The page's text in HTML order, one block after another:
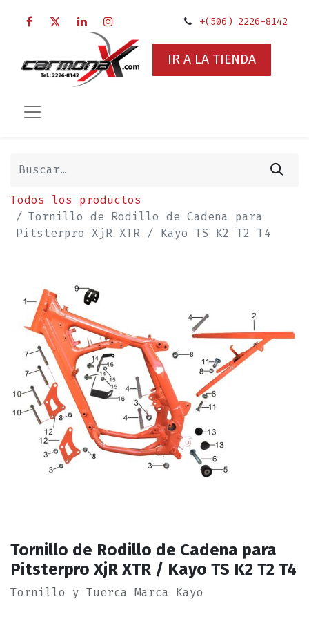
+(506) 2226-8142
IR A LA TIENDA
Todos los productos
Tornillo de Rodillo de Cadena para
Pitsterpro XjR XTR / Kayo TS K2 T2 T4
Tornillo de Rodillo de Cadena para
Pitsterpro XjR XTR / Kayo TS K2 T2 T4
Tornillo y Tuerca Marca Kayo